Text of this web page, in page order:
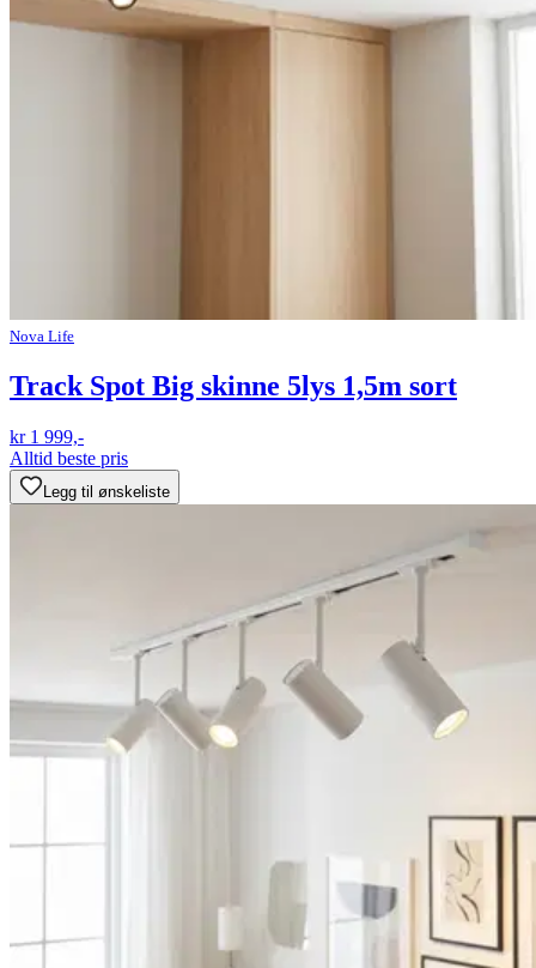
Nova Life
Track Spot Big skinne 5lys 1,5m sort
kr 1 999,-
Alltid beste pris
Legg til ønskeliste